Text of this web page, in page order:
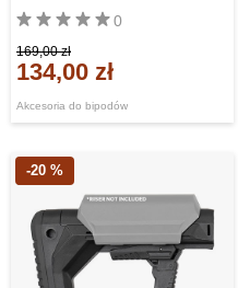
Akcesoria do bipodów
0
169,00 zł
134,00 zł
-20 %